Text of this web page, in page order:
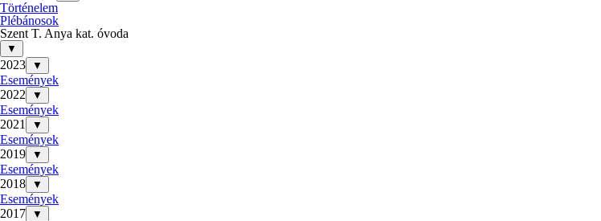
Történelem
Plébánosok
Szent T. Anya kat. óvoda
▼
2023 ▼
Események
2022
▼
Események
2021
▼
Események
2019
▼
Események
2018
▼
Események
2017
▼